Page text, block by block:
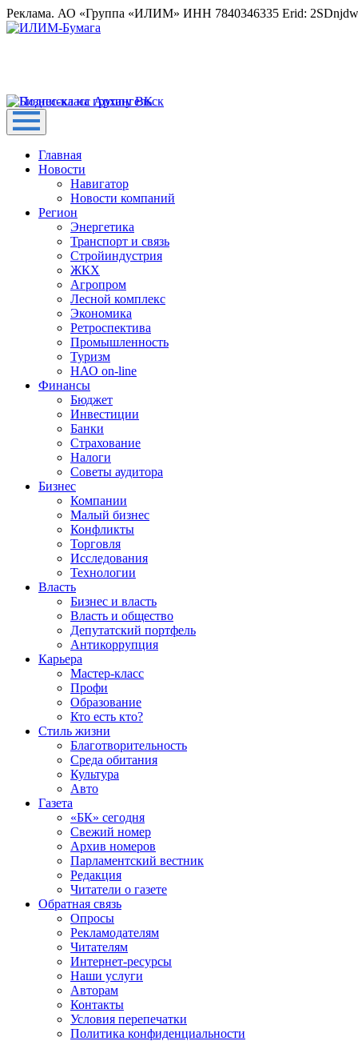
Реклама. АО «Группа «ИЛИМ» ИНН 7840346335 Erid:
Главная
Новости
Навигатор
Новости компаний
Регион
Энергетика
Транспорт и связь
Стройиндустрия
ЖКХ
Агропром
Лесной комплекс
Экономика
Ретроспектива
Промышленность
Туризм
НАО on-line
Финансы
Бюджет
Инвестиции
Банки
Страхование
Налоги
Советы аудитора
Бизнес
Компании
Малый бизнес
Конфликты
Торговля
Исследования
Технологии
Власть
Бизнес и власть
Власть и общество
Депутатский портфель
Антикоррупция
Карьера
Мастер-класс
Профи
Образование
Кто есть кто?
Стиль жизни
Благотворительность
Среда обитания
Культура
Авто
Газета
«БК» сегодня
Свежий номер
Архив номеров
Парламентский вестник
Редакция
Читатели о газете
Обратная связь
Опросы
Рекламодателям
Читателям
Интернет-ресурсы
Наши услуги
Авторам
Контакты
Условия перепечатки
Политика конфиденциальности